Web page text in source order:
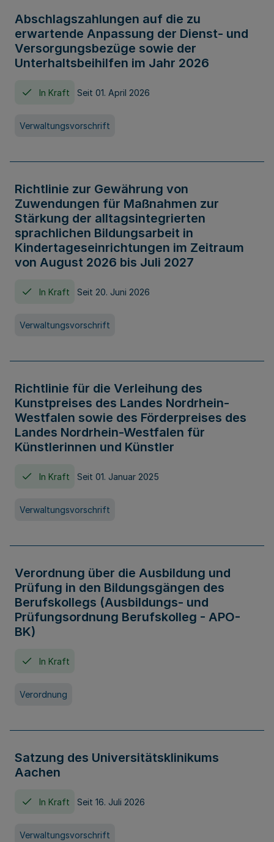
Abschlagszahlungen auf die zu
erwartende Anpassung der Dienst- und
Versorgungsbezüge sowie der
Unterhaltsbeihilfen im Jahr 2026
In Kraft Seit 01. April 2026
Verwaltungsvorschrift
Richtlinie zur Gewährung von
Zuwendungen für Maßnahmen zur
Stärkung der alltagsintegrierten
sprachlichen Bildungsarbeit in
Kindertageseinrichtungen im Zeitraum
von August 2026 bis Juli 2027
In Kraft Seit 20. Juni 2026
Verwaltungsvorschrift
Richtlinie für die Verleihung des
Kunstpreises des Landes Nordrhein-
Westfalen sowie des Förderpreises des
Landes Nordrhein-Westfalen für
Künstlerinnen und Künstler
In Kraft Seit 01. Januar 2025
Verwaltungsvorschrift
Verordnung über die Ausbildung und
Prüfung in den Bildungsgängen des
Berufskollegs (Ausbildungs- und
Prüfungsordnung Berufskolleg - APO-
BK)
In Kraft
Verordnung
Satzung des Universitätsklinikums
Aachen
In Kraft Seit 16. Juli 2026
Verwaltungsvorschrift